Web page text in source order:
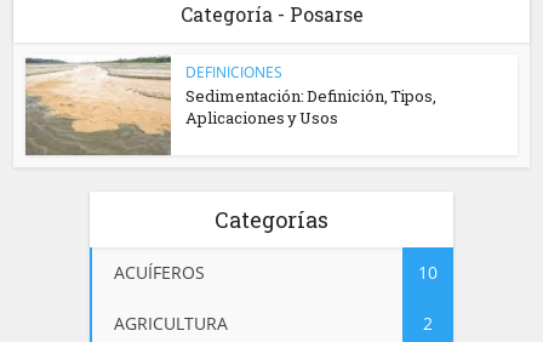
Categoría - Posarse
DEFINICIONES
Sedimentación: Definición, Tipos,
Aplicaciones y Usos
Categorías
ACUÍFEROS 10
AGRICULTURA 2